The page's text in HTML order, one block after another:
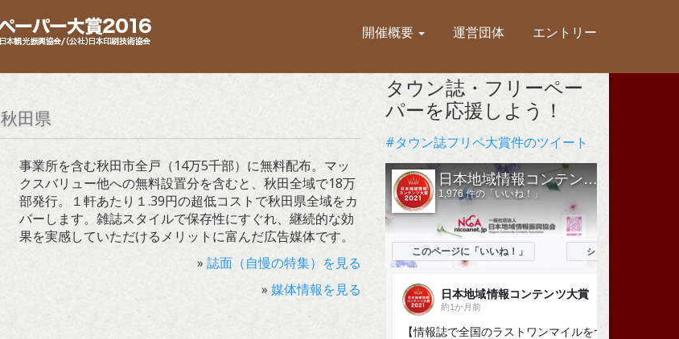
開催概要 運営団体 エントリー
秋田県
事業所を含む秋田市全戸（14万5千部）に無料配布。マッ
クスバリュー他への無料設置分を含むと、秋田全域で18万
部発行。１軒あたり１.39円の超低コストで秋田県全域をカ
バーします。雑誌スタイルで保存性にすぐれ、継続的な効
果を実感していただけるメリットに富んだ広告媒体です。
»誌面（自慢の特集）を見る
»媒体情報を見る
タウン誌・フリーペー
パーを応援しよう！
#タウン誌フリペ大賞件のツイート